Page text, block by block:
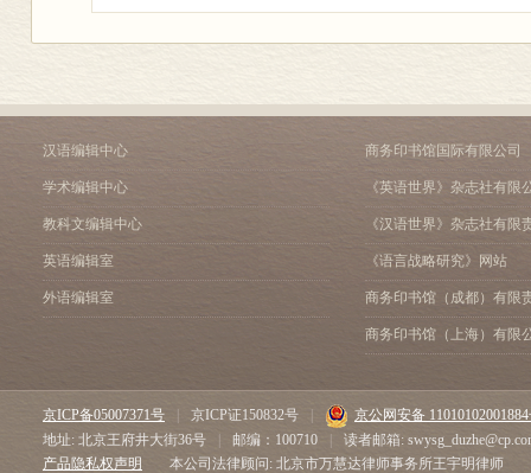
汉语编辑中心
学术编辑中心
教科文编辑中心
英语编辑室
外语编辑室
商务印书馆国际有限公司
《英语世界》杂志社有限
《汉语世界》杂志社有限
《语言战略研究》网站
商务印书馆（成都）有限
商务印书馆（上海）有限
京ICP备05007371号 京ICP证150832号
京公网安备
地址: 北京王府井大街36号
邮编：100710
读者邮箱:
产品隐私权声明
本公司法律顾问: 北京市万慧达律师事务所王宇明律师